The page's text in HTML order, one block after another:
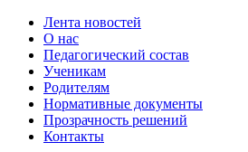
Лента новостей
О нас
Педагогический состав
Ученикам
Родителям
Нормативные документы
Прозрачность решений
Контакты